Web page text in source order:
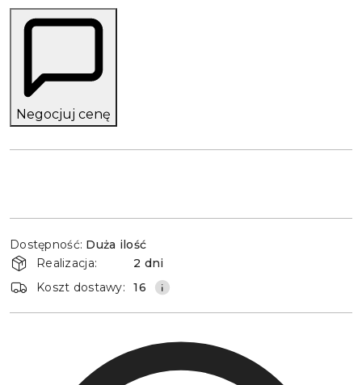
Negocjuj cenę
i
dostawa
Dostępność: Duża ilość
Realizacja:
2 dni
Koszt dostawy:
16